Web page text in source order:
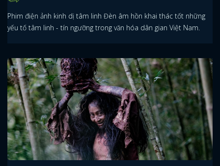
Phim điện ảnh kinh dị tâm linh Đèn âm hồn khai thác tốt những
yếu tố tâm linh - tín ngưỡng trong văn hóa dân gian Việt Nam.